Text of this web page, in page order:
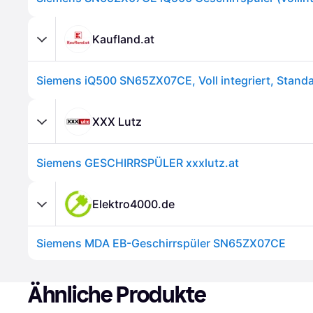
Kaufland.at
XXX Lutz
Siemens GESCHIRRSPÜLER xxxlutz.at
Elektro4000.de
Siemens MDA EB-Geschirrspüler SN65ZX07CE
Ähnliche Produkte